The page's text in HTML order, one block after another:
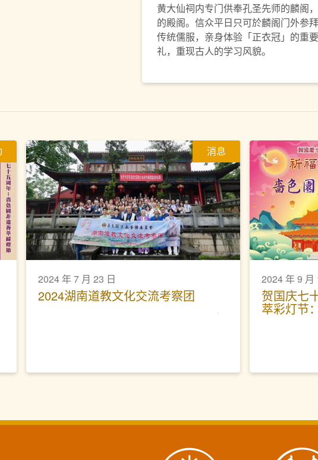
黄大仙祠内专门供奉孔圣先师的麟阁
的殿阁。信众平日只可於麟阁门外参
传统儒服，亲身体验「正衣冠」的重
礼，重现古人的学习风貌。
消息
2024 年 7 月 23 日
2024湖南道教文化交流考察团
2024 年 9 月
贺国庆七
萃彩灯节